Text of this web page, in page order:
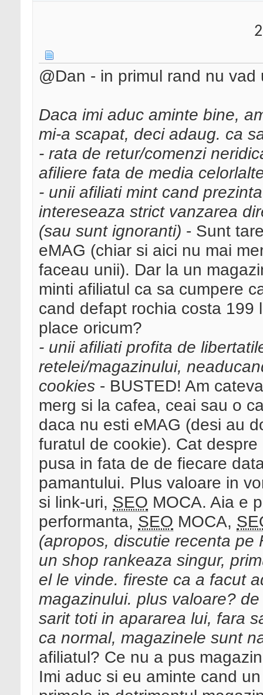
@Dan - in primul rand nu
Daca imi aduc aminte bine,
mi-a scapat, deci adaug. ca
- rata de retur/comenzi
afiliere fata de media
- unii afiliati mint cand
intereseaza strict vanzarea
(sau sunt ignoranti) - Sunt
eMAG (chiar si aici nu mai
faceau unii). Dar la un
minti afiliatul ca sa cumpere
cand defapt rochia costa 199
place oricum?
- unii afiliati profita de
retelei/magazinului,
cookies - BUSTED! Am
merg si la cafea, ceai sau o
daca nu esti eMAG (desi au
furatul de cookie). Cat
pusa in fata de de fiecare
pamantului. Plus valoare in
si link-uri, SEO MOCA. Aia e
performanta, SEO MOCA,
(apropos, discutie recenta pe
un shop rankeaza singur,
el le vinde. fireste ca a facut
magazinului. plus valoare?
sarit toti in apararea lui, fara
ca normal, magazinele sunt
afiliatul? Ce nu a pus
Imi aduc si eu aminte cand